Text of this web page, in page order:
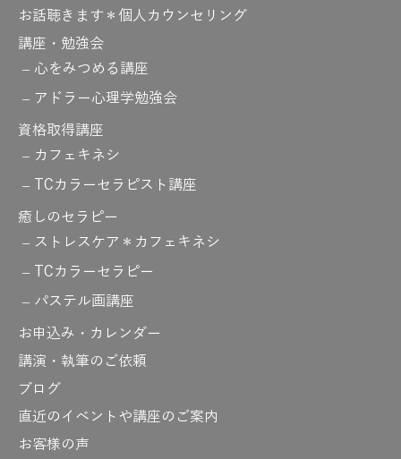
お話聴きます＊個人カウンセリング
講座・勉強会
心をみつめる講座
アドラー心理学勉強会
資格取得講座
カフェキネシ
TCカラーセラピスト講座
癒しのセラピー
ストレスケア＊カフェキネシ
TCカラーセラピー
パステル画講座
お申込み・カレンダー
講演・執筆のご依頼
ブログ
直近のイベントや講座のご案内
お客様の声